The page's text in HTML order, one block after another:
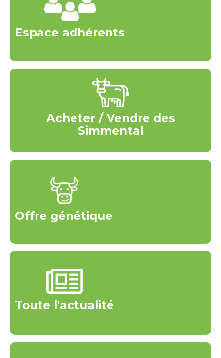
Espace adhérents
Acheter / Vendre des
Simmental
Offre génétique
Toute l'actualité